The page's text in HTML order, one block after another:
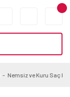
Nemsiz ve Kuru Saç